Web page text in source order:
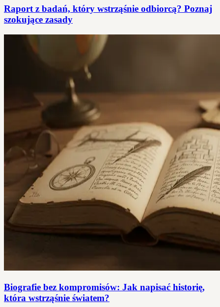
Raport z badań, który wstrząśnie odbiorcą? Poznaj
szokujące zasady
Biografie bez kompromisów: Jak napisać historię,
która wstrząśnie światem?